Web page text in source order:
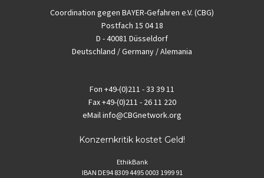
Coordination gegen BAYER-Gefahren e.V. (CBG)
Postfach 15 04 18
D - 40081 Düsseldorf
Deutschland / Germany / Alemania
Fon +49-(0)211 - 33 39 11
Fax+49-(0)211 - 26 11 220
eMailinfo@CBGnetwork.org
Konzernkritik kostet Geld!
EthikBank
IBAN DE94 8309 4495 0003 1999 91